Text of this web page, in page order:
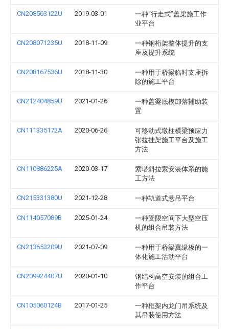
CN208563122U 2019-03-01
一种“行走式”盖梁施工作
业平台
CN208071235U 2018-11-09
一种钢桁架整体提升的支
座及提升系统
CN208167536U 2018-11-30
一种用于桥梁临时支座拆
除的施工平台
CN212404859U 2021-01-26
一种盖梁底模卸落辅助装
置
CN111335172A 2020-06-26
可移动式墩柱横梁预应力
张拉挂架施工平台及施工
方法
CN110886225A 2020-03-17
索塔斜拉索安装体系的施
工方法
CN215331380U 2021-12-28 一种轨道式悬吊平台
CN114057089B 2025-01-24
一种受限空间下大型空压
机的组合吊装方法
CN213653209U 2021-07-09
一种用于桥梁翼缘板的一
体化施工活动平台
CN209924407U 2020-01-10
钢结构高空安装的组合工
作平台
CN105060124B 2017-01-25
一种框架内龙门吊系统及
其吊装使用方法